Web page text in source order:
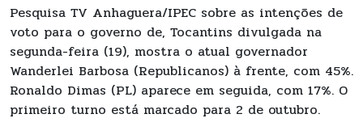
Pesquisa TV Anhaguera/IPEC sobre as intenções de
voto para o governo de, Tocantins divulgada na
segunda-feira (19), mostra o atual governador
Wanderlei Barbosa (Republicanos) à frente, com 45%.
Ronaldo Dimas (PL) aparece em seguida, com 17%. O
primeiro turno está marcado para 2 de outubro.